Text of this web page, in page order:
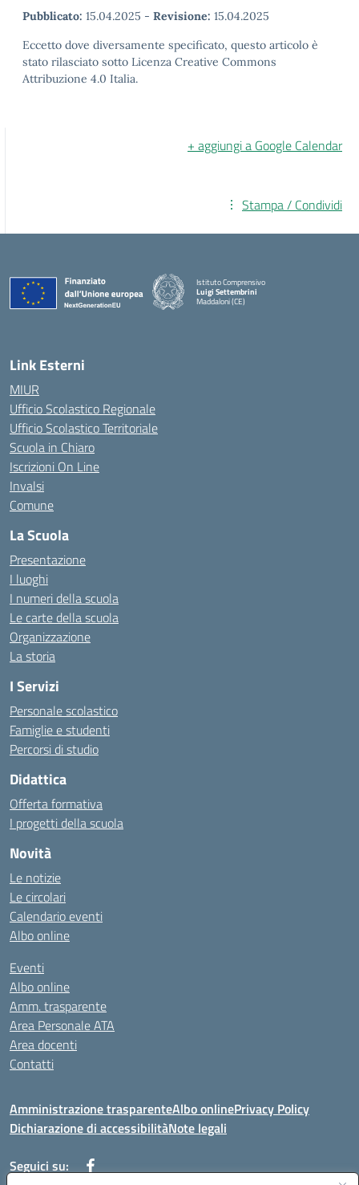
Pubblicato: 15.04.2025 - Revisione: 15.04.2025
Eccetto dove diversamente specificato, questo articolo è
stato rilasciato sotto Licenza Creative Commons
Attribuzione 4.0 Italia.
+ aggiungi a Google Calendar
Stampa / Condividi
Istituto Comprensivo
Luigi Settembrini
Maddaloni (CE)
Link Esterni
MIUR
Ufficio Scolastico Regionale
Ufficio Scolastico Territoriale
Scuola in Chiaro
Iscrizioni On Line
Invalsi
Comune
La Scuola
Presentazione
I luoghi
I numeri della scuola
Le carte della scuola
Organizzazione
La storia
I Servizi
Personale scolastico
Famiglie e studenti
Percorsi di studio
Didattica
Offerta formativa
I progetti della scuola
Novità
Le notizie
Le circolari
Calendario eventi
Albo online
Eventi
Albo online
Amm. trasparente
Area Personale ATA
Area docenti
Contatti
Amministrazione trasparenteAlbo onlinePrivacy Policy
Dichiarazione di accessibilitàNote legali
Seguici su: